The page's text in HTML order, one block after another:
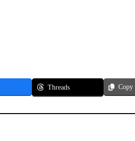
Threads Copy